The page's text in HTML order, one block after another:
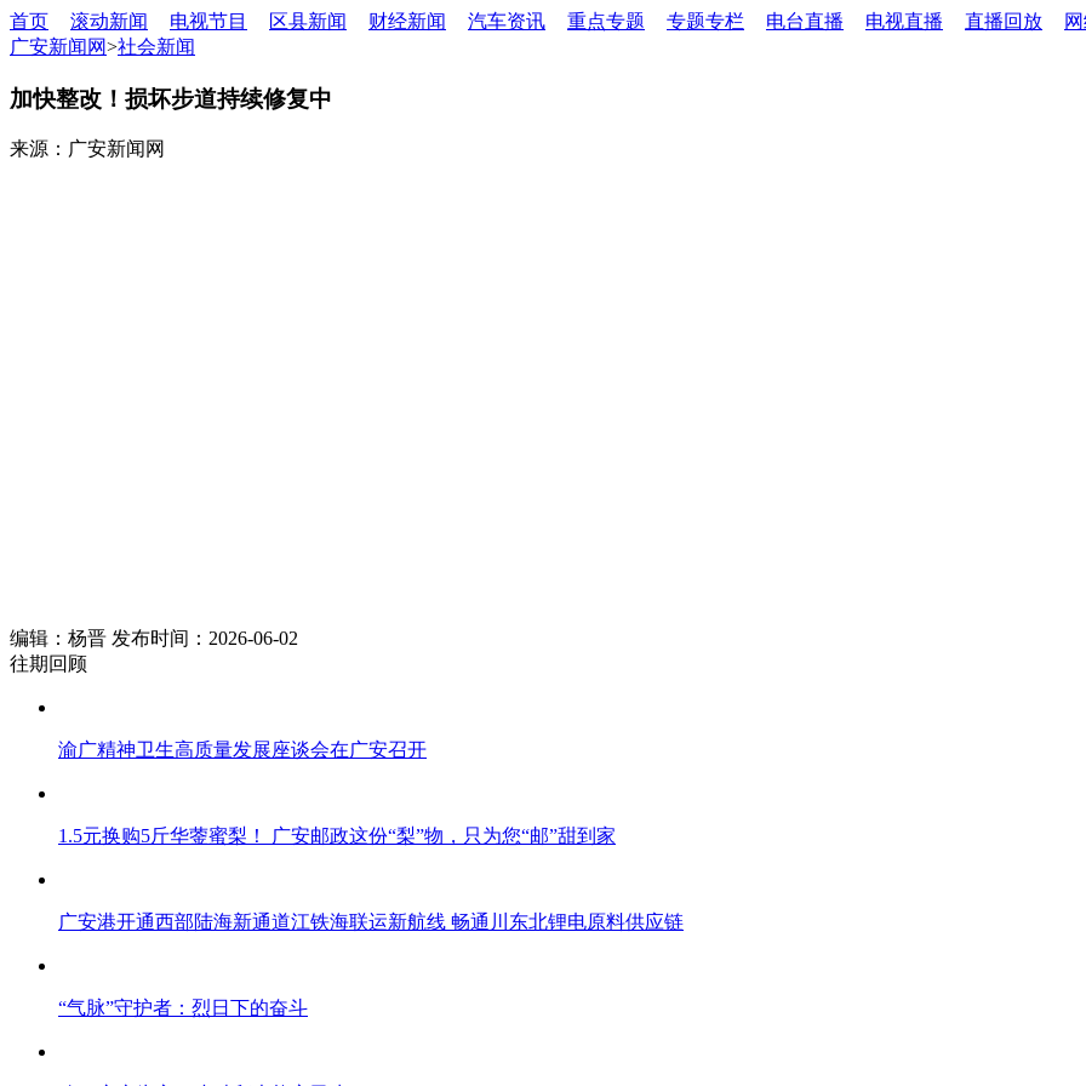
首页 滚动新闻 电视节目 区县新闻 财经新闻 汽车资讯 重点专题 专题专栏 电台直播 电视直播 直播回放
广安新闻网>社会新闻
加快整改！损坏步道持续修复中
来源：广安新闻网
编辑：杨晋 发布时间：2026-06-02
往期回顾
渝广精神卫生高质量发展座谈会在广安召开
1.5元换购5斤华蓥蜜梨！ 广安邮政这份“梨”物，只为您“邮”甜到家
广安港开通西部陆海新通道江铁海联运新航线 畅通川东北锂电原料供应链
“气脉”守护者：烈日下的奋斗